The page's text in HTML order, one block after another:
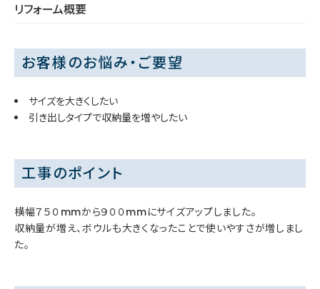
リフォーム概要
お客様のお悩み・ご要望
サイズを大きくしたい
引き出しタイプで収納量を増やしたい
工事のポイント
横幅７５０mmから９００mmにサイズアップしました。
収納量が増え、ボウルも大きくなったことで使いやすさが増しまし
た。